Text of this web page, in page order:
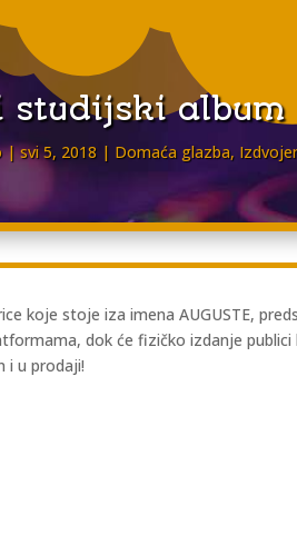
studijski
svi 5, 2018 Domaća glazba,
koje stoje iza imena AUGUSTE,
dok će fizičko izdanje
i u prodaji!